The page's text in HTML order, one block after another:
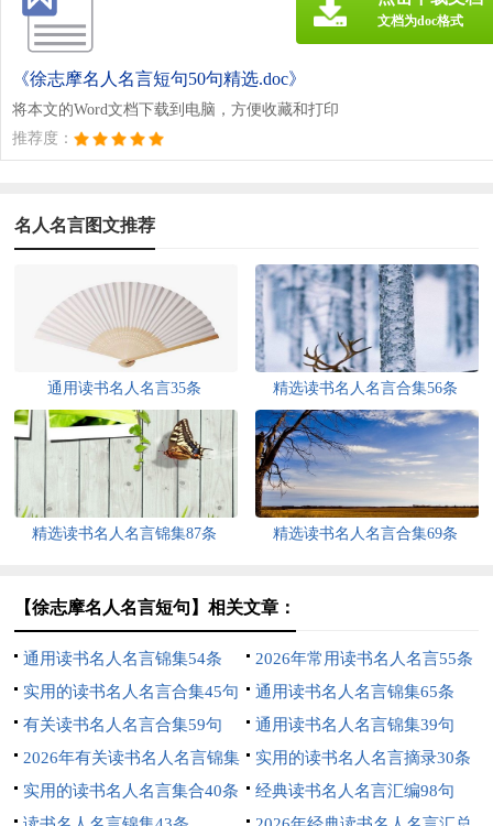
《徐志摩名人名言短句50句精选.doc》
将本文的Word文档下载到电脑，方便收藏和打印
推荐度：
文档为doc格式
名人名言图文推荐
通用读书名人名言35条 精选读书名人名言合集56条
精选读书名人名言锦集87条 精选读书名人名言合集69条
【徐志摩名人名言短句】相关文章：
通用读书名人名言锦集54条
2026年常用读书名人名言55条
实用的读书名人名言合集45句
通用读书名人名言锦集65条
有关读书名人名言合集59句
通用读书名人名言锦集39句
2026年有关读书名人名言锦集
62条
实用的读书名人名言摘录30条
实用的读书名人名言集合40条
经典读书名人名言汇编98句